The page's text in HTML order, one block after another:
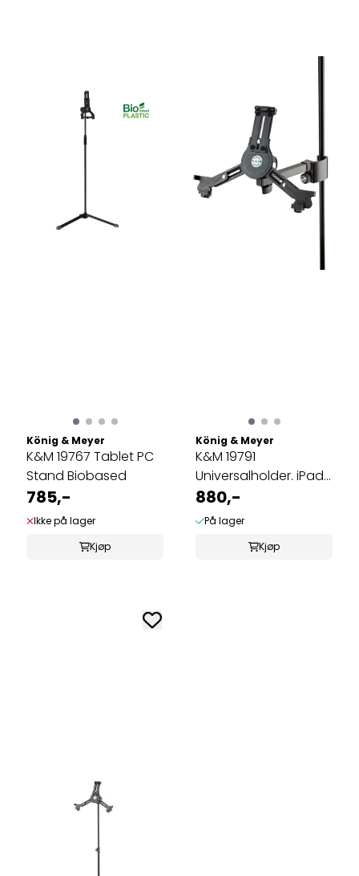
König & Meyer
K&M 19767 Tablet PC
Stand Biobased
785,-
Ikke på lager
Kjøp
König & Meyer
K&M 19791
Universalholder. iPad,
iPad Air, iPad ...
880,-
På lager
Kjøp